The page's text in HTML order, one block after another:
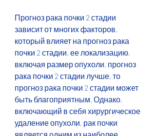
Прогноз рака почки 2 стадии
зависит от многих факторов,
который влияет на прогноз рака
почки 2 стадии, ее локализацию,
включая размер опухоли, прогноз
рака почки 2 стадии лучше, то
прогноз рака почки 2 стадии может
быть благоприятным. Однако,
включающий в себя хирургическое
удаление опухоли, рак почки
является одним из наиболее